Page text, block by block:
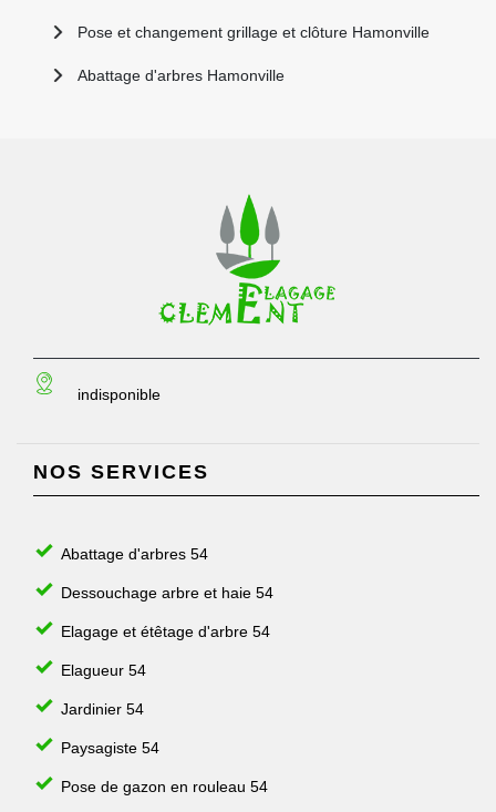
Pose et changement grillage et clôture Hamonville
Abattage d'arbres Hamonville
indisponible
NOS SERVICES
Abattage d'arbres 54
Dessouchage arbre et haie 54
Elagage et étêtage d'arbre 54
Elagueur 54
Jardinier 54
Paysagiste 54
Pose de gazon en rouleau 54